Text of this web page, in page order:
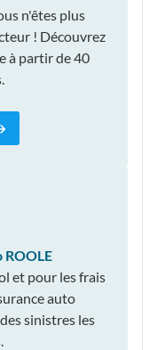
n'êtes plus
! Découvrez
à partir de 40
et pour les frais
auto
sinistres les